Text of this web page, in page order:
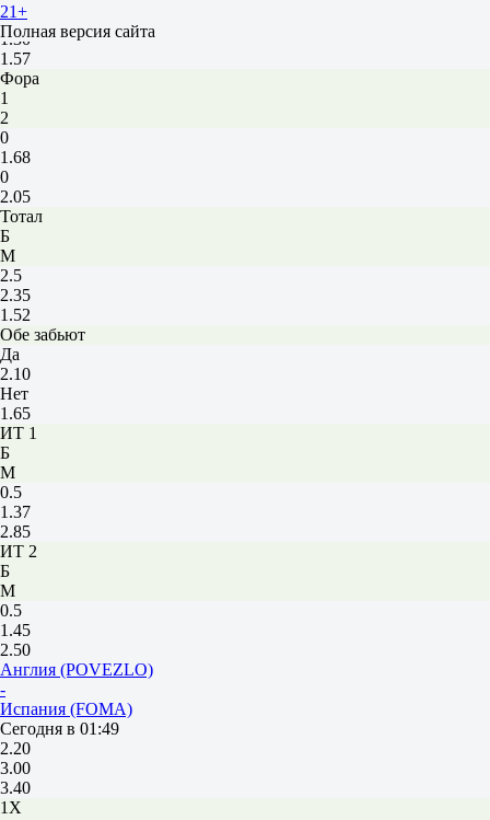
1.40
1.30
1.57
Фора
1
2
0
1.68
0
2.05
Тотал
Б
М
2.5
2.35
1.52
Обе забьют
Да
2.10
Нет
1.65
ИТ 1
Б
М
0.5
1.37
2.85
ИТ 2
Б
М
0.5
1.45
2.50
Англия (POVEZLO)
-
Испания (FOMA)
Сегодня в 01:49
2.20
3.00
3.40
1X
21+
Полная версия сайта